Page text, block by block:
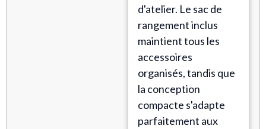
d'atelier. Le sac de
rangement inclus
maintient tous les
accessoires
organisés, tandis que
la conception
compacte s'adapte
parfaitement aux